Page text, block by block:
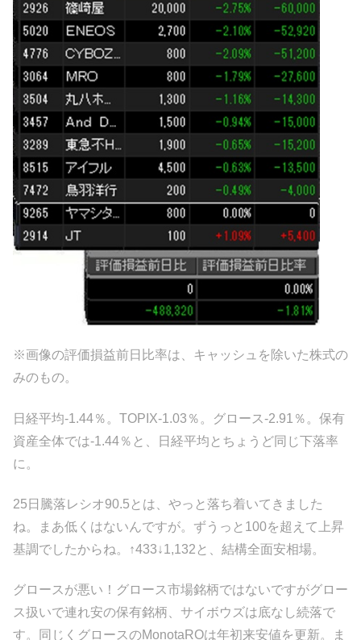
※画像の評価損益前日比率は、キャッシュを除いた株式の
みのもの。
日経平均-1.44％。TOPIX-1.03％。グロース-2.91％。保有
資産全体では-1.44％と、日経平均とちょうど同じ下落率
に。
25日騰落レシオ90.5とは、やっと落ち着いてきました
ね。まあ低くはないんですが。ずうっと100を超えて上昇
基調でしたからね。↑433↓1,132と、結構全面安相場。
グロースが悪い！グロース市場銘柄ではないですがグロー
ス扱いで連れ安の保有銘柄、サイボウズは底なし続落で
す。同じくグロースのMonotaROは年初来安値を更新。ま